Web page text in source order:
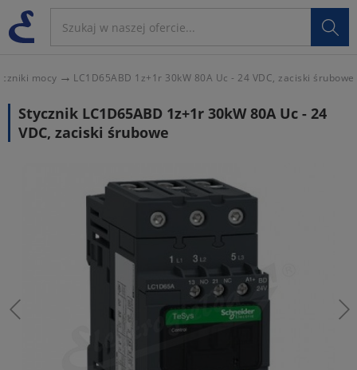

mocy LC1D65ABD 1z+1r 30kW 80A Uc - 24 VDC, zaciski śrubowe
Stycznik LC1D65ABD 1z+1r 30kW 80A Uc - 24
VDC, zaciski śrubowe